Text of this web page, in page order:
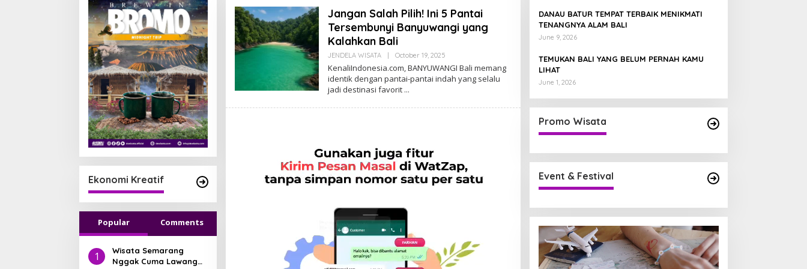
Ekonomi Kreatif
Popular Comments
1
Wisata Semarang
Nggak Cuma Lawang
Jangan Salah Pilih! Ini 5 Pantai
Tersembunyi Banyuwangi yang
Kalahkan Bali
JENDELA WISATA October 19, 2025
Y
A
D
N
KenaliIndonesia.com, BANYUWANGI Bali memang
identik dengan pantai-pantai indah yang selalu
jadi destinasi favorit
DANAU BATUR TEMPAT TERBAIK MENIKMATI
TENANGNYA ALAM BALI
June 9, 2026
TEMUKAN BALI YANG BELUM PERNAH KAMU
LIHAT
June 1, 2026
Promo Wisata
Event & Festival